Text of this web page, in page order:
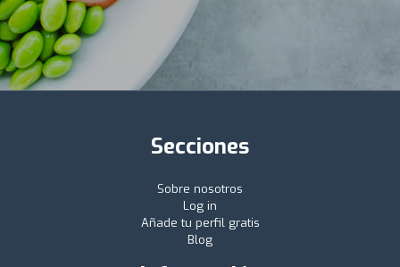
Secciones
Sobre nosotros
Log in
Añade tu perfil gratis
Blog